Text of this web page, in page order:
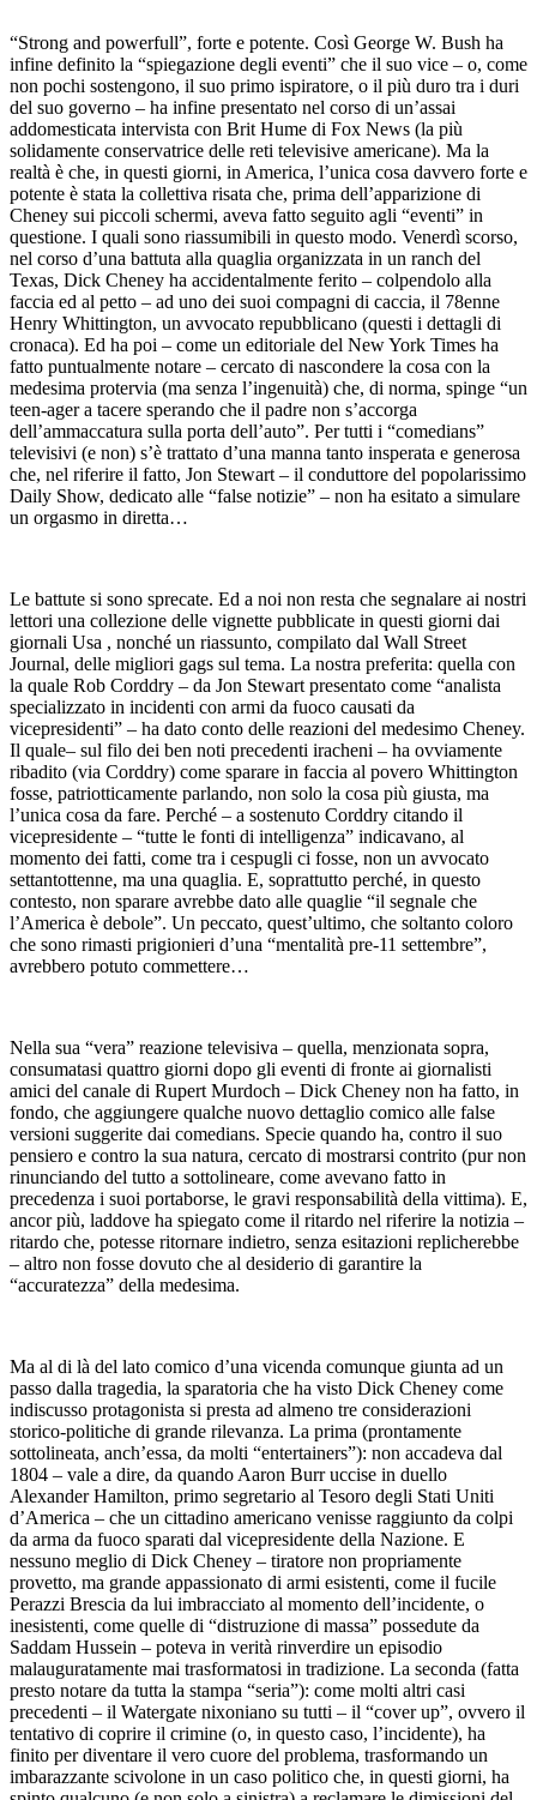
“Strong and powerfull”, forte e potente. Così George W. Bush ha
infine definito la “spiegazione degli eventi” che il suo vice – o, come
non pochi sostengono, il suo primo ispiratore, o il più duro tra i duri
del suo governo – ha infine presentato nel corso di un’assai
addomesticata intervista con Brit Hume di Fox News (la più
solidamente conservatrice delle reti televisive americane). Ma la
realtà è che, in questi giorni, in America, l’unica cosa davvero forte e
potente è stata la collettiva risata che, prima dell’apparizione di
Cheney sui piccoli schermi, aveva fatto seguito agli “eventi” in
questione. I quali sono riassumibili in questo modo. Venerdì scorso,
nel corso d’una battuta alla quaglia organizzata in un ranch del
Texas, Dick Cheney ha accidentalmente ferito – colpendolo alla
faccia ed al petto – ad uno dei suoi compagni di caccia, il 78enne
Henry Whittington, un avvocato repubblicano (questi i dettagli di
cronaca). Ed ha poi – come un editoriale del New York Times ha
fatto puntualmente notare – cercato di nascondere la cosa con la
medesima protervia (ma senza l’ingenuità) che, di norma, spinge “un
teen-ager a tacere sperando che il padre non s’accorga
dell’ammaccatura sulla porta dell’auto”. Per tutti i “comedians”
televisivi (e non) s’è trattato d’una manna tanto insperata e generosa
che, nel riferire il fatto, Jon Stewart – il conduttore del popolarissimo
Daily Show, dedicato alle “false notizie” – non ha esitato a simulare
un orgasmo in diretta…
Le battute si sono sprecate. Ed a noi non resta che segnalare ai nostri
lettori una collezione delle vignette pubblicate in questi giorni dai
giornali Usa , nonché un riassunto, compilato dal Wall Street
Journal, delle migliori gags sul tema. La nostra preferita: quella con
la quale Rob Corddry – da Jon Stewart presentato come “analista
specializzato in incidenti con armi da fuoco causati da
vicepresidenti” – ha dato conto delle reazioni del medesimo Cheney.
Il quale– sul filo dei ben noti precedenti iracheni – ha ovviamente
ribadito (via Corddry) come sparare in faccia al povero Whittington
fosse, patriotticamente parlando, non solo la cosa più giusta, ma
l’unica cosa da fare. Perché – a sostenuto Corddry citando il
vicepresidente – “tutte le fonti di intelligenza” indicavano, al
momento dei fatti, come tra i cespugli ci fosse, non un avvocato
settantottenne, ma una quaglia. E, soprattutto perché, in questo
contesto, non sparare avrebbe dato alle quaglie “il segnale che
l’America è debole”. Un peccato, quest’ultimo, che soltanto coloro
che sono rimasti prigionieri d’una “mentalità pre-11 settembre”,
avrebbero potuto commettere…
Nella sua “vera” reazione televisiva – quella, menzionata sopra,
consumatasi quattro giorni dopo gli eventi di fronte ai giornalisti
amici del canale di Rupert Murdoch – Dick Cheney non ha fatto, in
fondo, che aggiungere qualche nuovo dettaglio comico alle false
versioni suggerite dai comedians. Specie quando ha, contro il suo
pensiero e contro la sua natura, cercato di mostrarsi contrito (pur non
rinunciando del tutto a sottolineare, come avevano fatto in
precedenza i suoi portaborse, le gravi responsabilità della vittima). E,
ancor più, laddove ha spiegato come il ritardo nel riferire la notizia –
ritardo che, potesse ritornare indietro, senza esitazioni replicherebbe
– altro non fosse dovuto che al desiderio di garantire la
“accuratezza” della medesima.
Ma al di là del lato comico d’una vicenda comunque giunta ad un
passo dalla tragedia, la sparatoria che ha visto Dick Cheney come
indiscusso protagonista si presta ad almeno tre considerazioni
storico-politiche di grande rilevanza. La prima (prontamente
sottolineata, anch’essa, da molti “entertainers”): non accadeva dal
1804 – vale a dire, da quando Aaron Burr uccise in duello
Alexander Hamilton, primo segretario al Tesoro degli Stati Uniti
d’America – che un cittadino americano venisse raggiunto da colpi
da arma da fuoco sparati dal vicepresidente della Nazione. E
nessuno meglio di Dick Cheney – tiratore non propriamente
provetto, ma grande appassionato di armi esistenti, come il fucile
Perazzi Brescia da lui imbracciato al momento dell’incidente, o
inesistenti, come quelle di “distruzione di massa” possedute da
Saddam Hussein – poteva in verità rinverdire un episodio
malauguratamente mai trasformatosi in tradizione. La seconda (fatta
presto notare da tutta la stampa “seria”): come molti altri casi
precedenti – il Watergate nixoniano su tutti – il “cover up”, ovvero il
tentativo di coprire il crimine (o, in questo caso, l’incidente), ha
finito per diventare il vero cuore del problema, trasformando un
imbarazzante scivolone in un caso politico che, in questi giorni, ha